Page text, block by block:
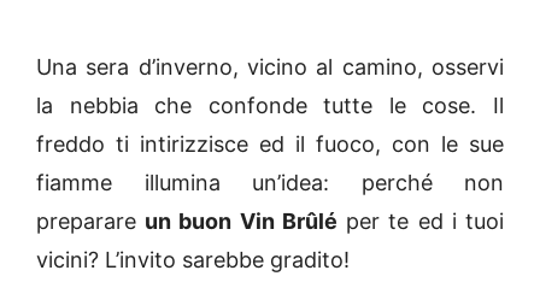
Una sera d’inverno, vicino al camino, osservi
la nebbia che confonde tutte le cose. Il
freddo ti intirizzisce ed il fuoco, con le sue
fiamme illumina un’idea: perché non
preparare un buon Vin Brûlé per te ed i tuoi
vicini? L’invito sarebbe gradito!